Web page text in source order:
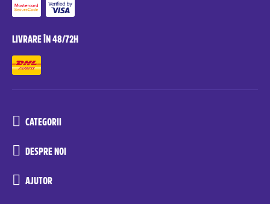
LIVRARE ÎN 48/72H
CATEGORII
DESPRE NOI
AJUTOR